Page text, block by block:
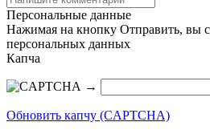
Персональные данные
Нажимая на кнопку Отправить, вы
персональных данных
Капча
→
Обновить капчу (CAPTCHA)